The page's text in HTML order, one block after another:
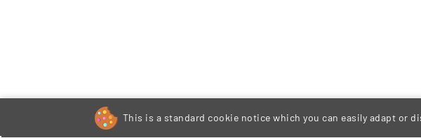
This is a standard cookie notice which you can easily adapt or